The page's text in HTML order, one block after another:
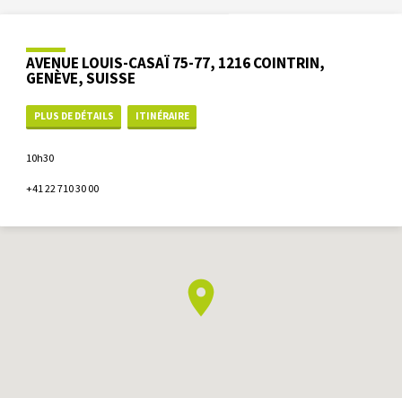
AVENUE LOUIS-CASAÏ 75-77, 1216 COINTRIN,
GENÈVE, SUISSE
PLUS DE DÉTAILS ITINÉRAIRE
10h30
+41 22 710 30 00